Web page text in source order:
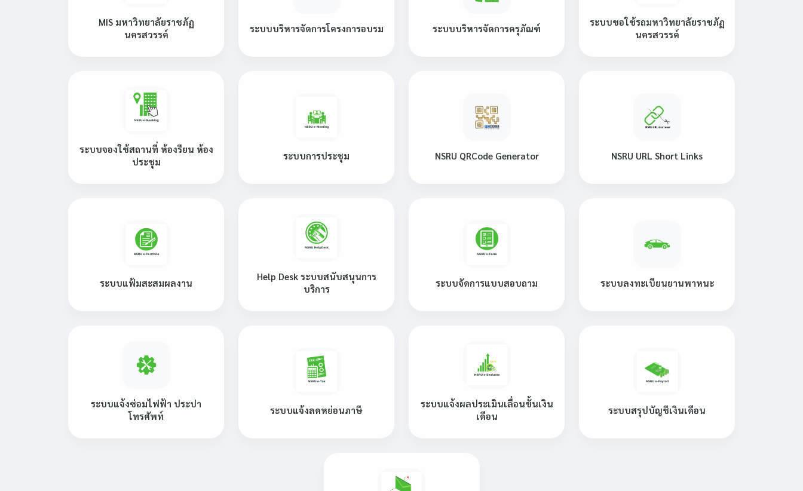
MIS มหาวิทยาลัยราชภัฏ
นครสวรรค์
ระบบบริหารจัดการโครงการอบรม ระบบบริหารจัดการครุภัณฑ์
ระบบขอใช้รถมหาวิทยาลัยราชภัฏ
นครสวรรค์
ระบบจองใช้สถานที่ ห้องรียน ห้อง
ประชุม
ระบบการประชุม NSRU QRCode Generator NSRU URL Short Links
ระบบแฟ้มสะสมผลงาน
Help Desk ระบบสนับสนุนการ
บริการ
ระบบจัดการแบบสอบถาม ระบบลงทะเบียนยานพาหนะ
ระบบแจ้งซ่อมไฟฟ้า ประปา
โทรศัพท์
ระบบแจ้งลดหย่อนภาษี
ระบบแจ้งผลประเมินเลื่อนขั้นเงิน
เดือน
ระบบสรุปบัญชีเงินเดือน